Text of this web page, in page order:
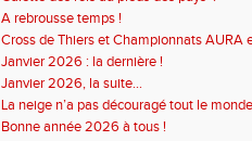
A rebrousse temps !
Cross de Thiers et Championnats AURA
Janvier 2026 : la dernière !
Janvier 2026, la suite...
La neige n’a pas découragé tout le
Bonne année 2026 à tous !